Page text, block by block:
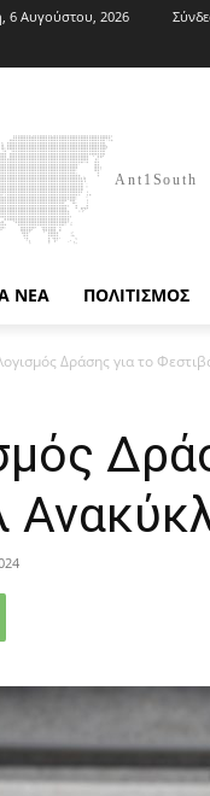
6 Αυγούστου, 2026
Ant1South
ΝΕΑ ΠΟΛΙΤΙΣΜΟΣ
Δράσης για το